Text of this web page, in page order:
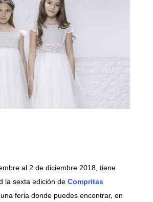
al 2 de diciembre 2018, tiene
la sexta edición deCompritas
una feria donde puedes encontrar, en